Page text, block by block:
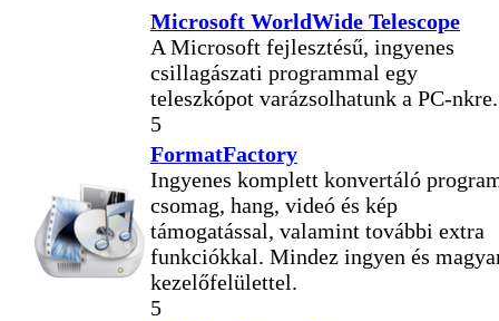
Microsoft WorldWide Telescope
A Microsoft fejlesztésű, ingyenes
csillagászati programmal egy
teleszkópot varázsolhatunk a PC-nkre.
5
FormatFactory
Ingyenes komplett konvertáló
csomag, hang, videó és kép
támogatással, valamint további extra
funkciókkal. Mindez ingyen és
kezelőfelülettel.
5